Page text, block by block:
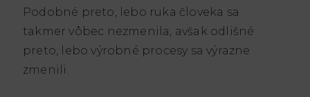
Podobné preto, lebo ruka človeka sa
takmer vôbec nezmenila, avšak odlišné
preto, lebo výrobné procesy sa výrazne
zmenili.